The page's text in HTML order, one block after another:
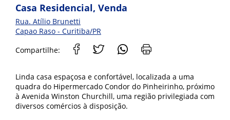
Compartilhe:
Casa Residencial, Venda
Rua. Atílio Brunetti
Capao Raso - Curitiba/PR
Linda casa espaçosa e confortável, localizada a uma
quadra do Hipermercado Condor do Pinheirinho, próximo
à Avenida Winston Churchill, uma região privilegiada com
diversos comércios à disposição.